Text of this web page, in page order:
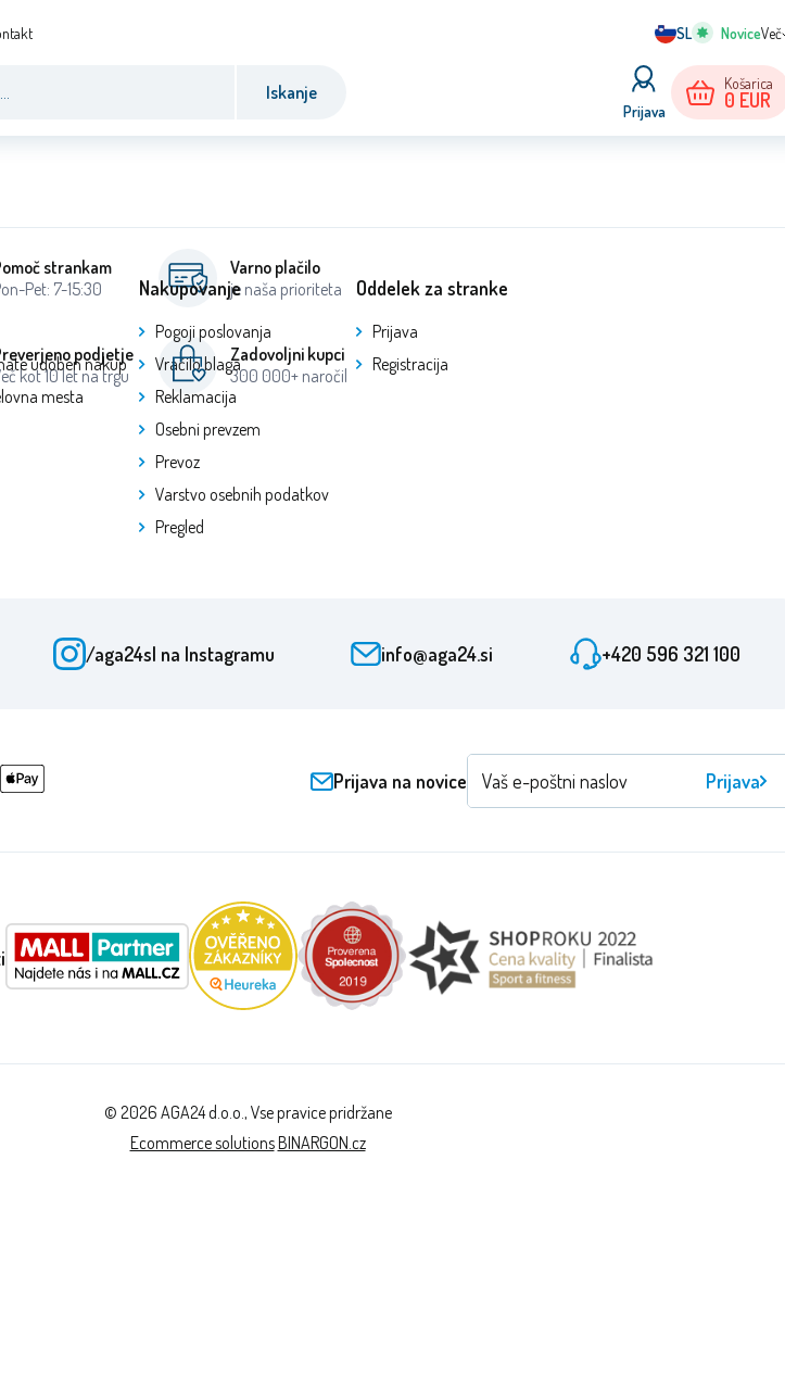
SL Več
Iskanje
Prijava
Košarica
0 EUR
strankam
Pet: 7-15:30
Varno plačilo
je naša prioriteta
podjetje
kot 10 let na trgu
Zadovoljni kupci
300 000+ naročil
udoben nakup
mesta
Nakupovanje
Pogoji poslovanja
Vračilo blaga
Reklamacija
Osebni prevzem
Prevoz
Varstvo osebnih podatkov
Pregled
Oddelek za stranke
Prijava
Registracija
/aga24sl na Instagramu info@aga24.si +420 596 321 100
Prijava na novice Prijava
© 2026 AGA24 d.o.o., Vse pravice pridržane
Ecommerce solutionsBINARGON.cz